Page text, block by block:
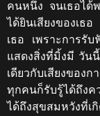
คนหนึ่ง จนเธอได้
ได้ยินเสียงของเธ
เธอ เพราะการรั
แสดงสิ่งที่มิ้งมี วัน
เดียวกับเสียงของ
ทุกคนก็รับรู้ได้ถึงค
ได้ถึงสุขสมหวังที่เ